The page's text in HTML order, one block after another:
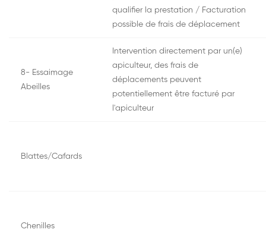
qualifier la prestation / Facturation
possible de frais de déplacement
8- Essaimage
Abeilles
Intervention directement par un(e)
apiculteur, des frais de
déplacements peuvent
potentiellement être facturé par
l'apiculteur
Blattes/Cafards
Chenilles